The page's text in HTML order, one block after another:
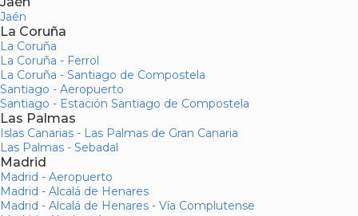
Jaén
La Coruña
La Coruña
La Coruña - Ferrol
La Coruña - Santiago de Compostela
Santiago - Aeropuerto
Santiago - Estación Santiago de Compostela
Las Palmas
Islas Canarias - Las Palmas de Gran Canaria
Las Palmas - Sebadal
Madrid
Madrid - Aeropuerto
Madrid - Alcalá de Henares
Madrid - Alcalá de Henares - Vía Complutense